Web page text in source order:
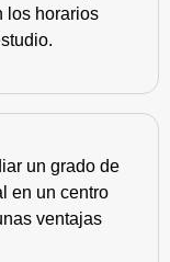
los horarios
un grado de
en un centro
ventajas